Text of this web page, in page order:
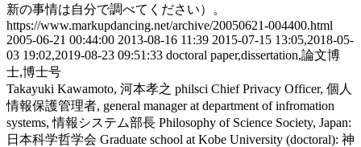
新の事情は自分で調べてください）。
https://www.markupdancing.net/archive/20050621-004400.html
2005-06-21 00:44:00 2013-08-16 11:39 2015-07-15 13:05,2018-05-
03 19:02,2019-08-23 09:51:33 doctoral paper,dissertation,論文博
士,博士号
Takayuki Kawamoto, 河本孝之 philsci Chief Privacy Officer, 個人
情報保護管理者, general manager at department of infromation
systems, 情報システム部長 Philosophy of Science Society, Japan:
日本科学哲学会 Graduate school at Kobe University (doctoral): 神